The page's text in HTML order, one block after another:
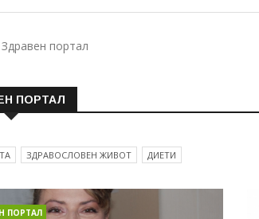
Здравен портал
ПОРТАЛ
ЗДРАВОСЛОВЕН ЖИВОТ ДИЕТИ
ПОРТАЛ